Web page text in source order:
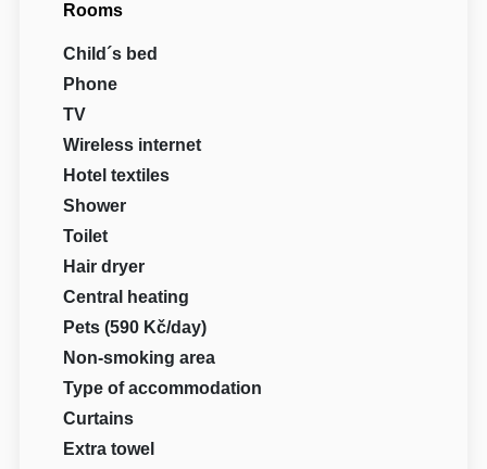
Rooms
Child´s bed
Phone
TV
Wireless internet
Hotel textiles
Shower
Toilet
Hair dryer
Central heating
Pets (590 Kč/day)
Non-smoking area
Type of accommodation
Curtains
Extra towel